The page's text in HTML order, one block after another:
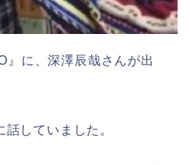
』に、深澤辰哉さんが出
していました。